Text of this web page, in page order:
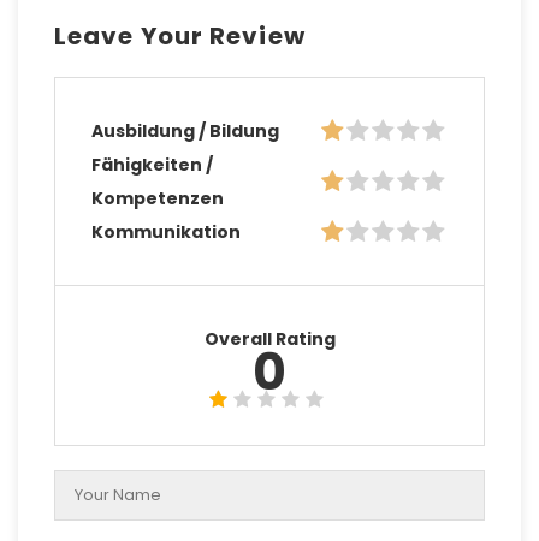
Leave Your Review
Ausbildung / Bildung
Fähigkeiten /
Kompetenzen
Kommunikation
Overall Rating
0